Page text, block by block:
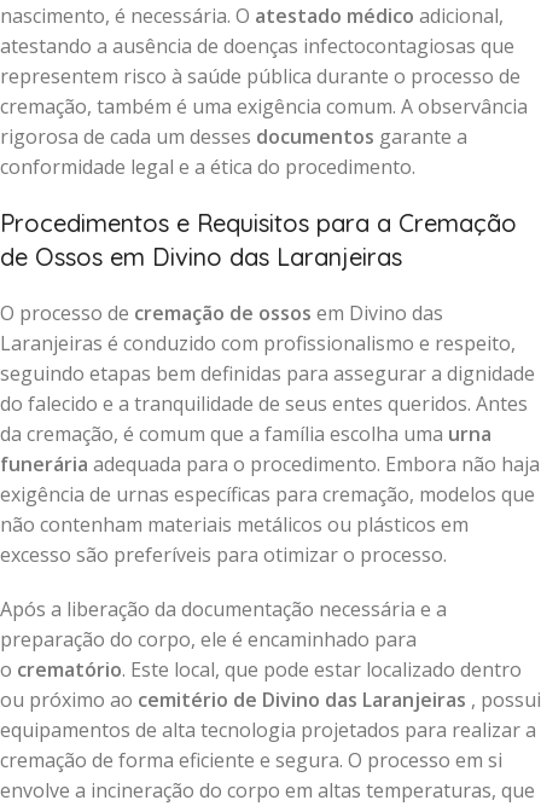
nascimento, é necessária. O atestado médico adicional,
atestando a ausência de doenças infectocontagiosas que
representem risco à saúde pública durante o processo de
cremação, também é uma exigência comum. A observância
rigorosa de cada um desses documentos garante a
conformidade legal e a ética do procedimento.
Procedimentos e Requisitos para a Cremação
de Ossos em Divino das Laranjeiras
O processo de cremação de ossos em Divino das
Laranjeiras é conduzido com profissionalismo e respeito,
seguindo etapas bem definidas para assegurar a dignidade
do falecido e a tranquilidade de seus entes queridos. Antes
da cremação, é comum que a família escolha uma urna
funerária adequada para o procedimento. Embora não haja
exigência de urnas específicas para cremação, modelos que
não contenham materiais metálicos ou plásticos em
excesso são preferíveis para otimizar o processo.
Após a liberação da documentação necessária e a
preparação do corpo, ele é encaminhado para
o crematório. Este local, que pode estar localizado dentro
ou próximo ao cemitério de Divino das Laranjeiras , possui
equipamentos de alta tecnologia projetados para realizar a
cremação de forma eficiente e segura. O processo em si
envolve a incineração do corpo em altas temperaturas, que